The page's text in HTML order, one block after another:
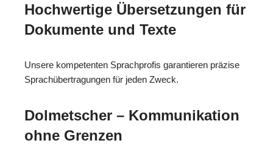
Hochwertige Übersetzungen für
Dokumente und Texte
Unsere kompetenten Sprachprofis garantieren präzise
Sprachübertragungen für jeden Zweck.
Dolmetscher – Kommunikation
ohne Grenzen